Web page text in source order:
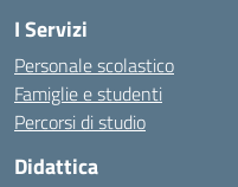
I Servizi
Personale scolastico
Famiglie e studenti
Percorsi di studio
Didattica